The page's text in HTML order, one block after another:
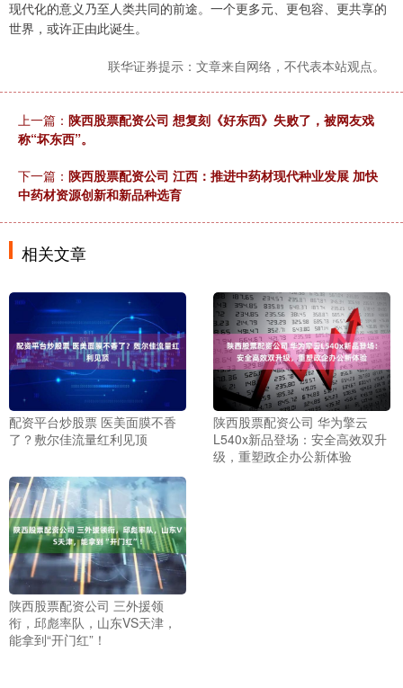
现代化的意义乃至人类共同的前途。一个更多元、更包容、更共享的
世界，或许正由此诞生。
联华证券提示：文章来自网络，不代表本站观点。
上一篇： 陕西股票配资公司 想复刻《好东西》失败了，被网友戏
称“坏东西”。
下一篇： 陕西股票配资公司 江西：推进中药材现代种业发展 加快
中药材资源创新和新品种选育
相关文章
配资平台炒股票 医美面膜不香
了？敷尔佳流量红利见顶
陕西股票配资公司 华为擎云
L540x新品登场：安全高效双升
级，重塑政企办公新体验
陕西股票配资公司 三外援领
衔，邱彪率队，山东VS天津，
能拿到“开门红”！